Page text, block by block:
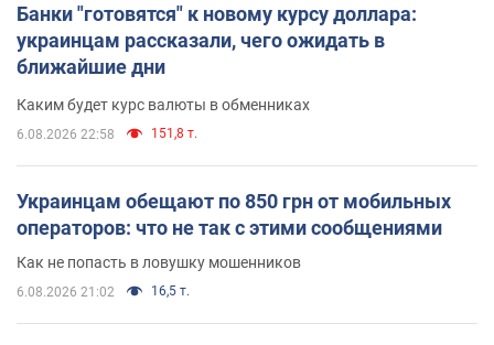
Банки "готовятся" к новому курсу доллара:
украинцам рассказали, чего ожидать в
ближайшие дни
Каким будет курс валюты в обменниках
6.08.2026 22:58 151,8 т.
Украинцам обещают по 850 грн от мобильных
операторов: что не так с этими сообщениями
Как не попасть в ловушку мошенников
6.08.2026 21:02 16,5 т.